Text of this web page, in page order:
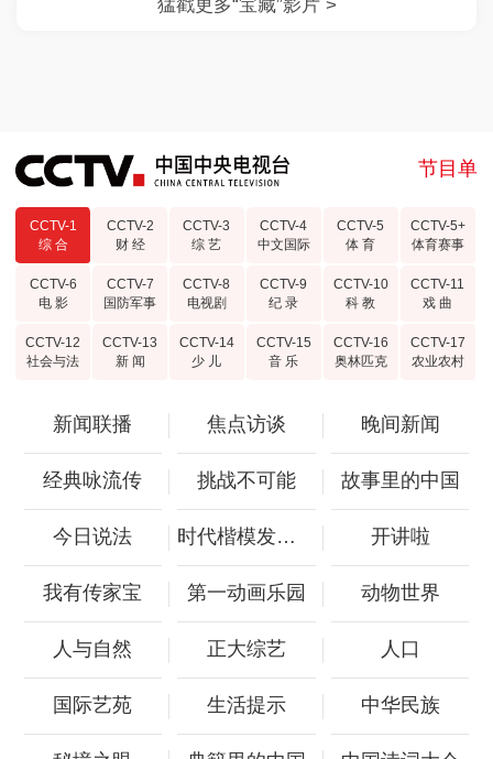
节目单
CCTV-1
综 合
CCTV-2
财 经
CCTV-3
综 艺
CCTV-4
中文国际
CCTV-5
体 育
CCTV-5+
体育赛事
CCTV-6
电 影
CCTV-7
国防军事
CCTV-8
电视剧
CCTV-9
纪 录
CCTV-10
科 教
CCTV-11
戏 曲
CCTV-12
社会与法
CCTV-13
新 闻
CCTV-14
少 儿
CCTV-15
音 乐
CCTV-16
奥林匹克
CCTV-17
农业农村
新闻联播 焦点访谈 晚间新闻
经典咏流传 挑战不可能 故事里的中国
今日说法 时代楷模发布厅 开讲啦
我有传家宝 第一动画乐园 动物世界
人与自然 正大综艺 人口
国际艺苑 生活提示 中华民族